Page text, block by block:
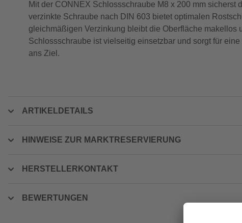
Mit der CONNEX Schlossschraube M8 x 200 mm
verzinkte Schraube nach DIN 603 bietet optimalen
gleichmäßigen Verzinkung bleibt die Oberfläche
Schlossschraube ist vielseitig einsetzbar und sorgt für
ans Ziel.
ARTIKELDETAILS
HINWEISE ZUR MARKTRESERVIERUNG
HERSTELLERKONTAKT
BEWERTUNGEN